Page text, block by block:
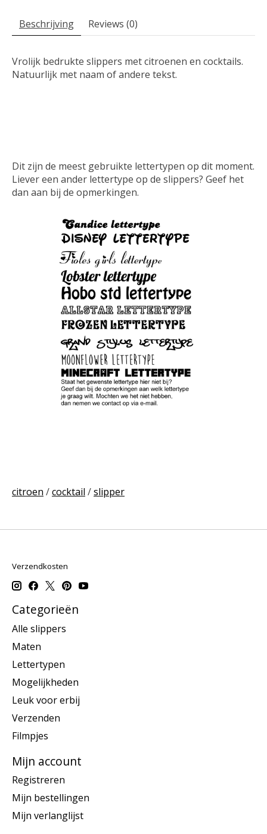
Beschrijving Reviews (0)
Vrolijk bedrukte slippers met citroenen en cocktails.
Natuurlijk met naam of andere tekst.
Dit zijn de meest gebruikte lettertypen op dit moment.
Liever een ander lettertype op de slippers? Geef het
dan aan bij de opmerkingen.
citroen /cocktail /slipper
Verzendkosten
Categorieën
Alle slippers
Maten
Lettertypen
Mogelijkheden
Leuk voor erbij
Verzenden
Filmpjes
Mijn account
Registreren
Mijn bestellingen
Mijn verlanglijst